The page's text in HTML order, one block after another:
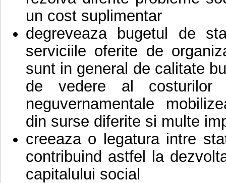
un cost suplimentar
degreveaza bugetul de
serviciile oferite de
sunt in general de calitate
de vedere al costurilor
neguvernamentale
din surse diferite si multe
creeaza o legatura intre
contribuind astfel la
capitalului social